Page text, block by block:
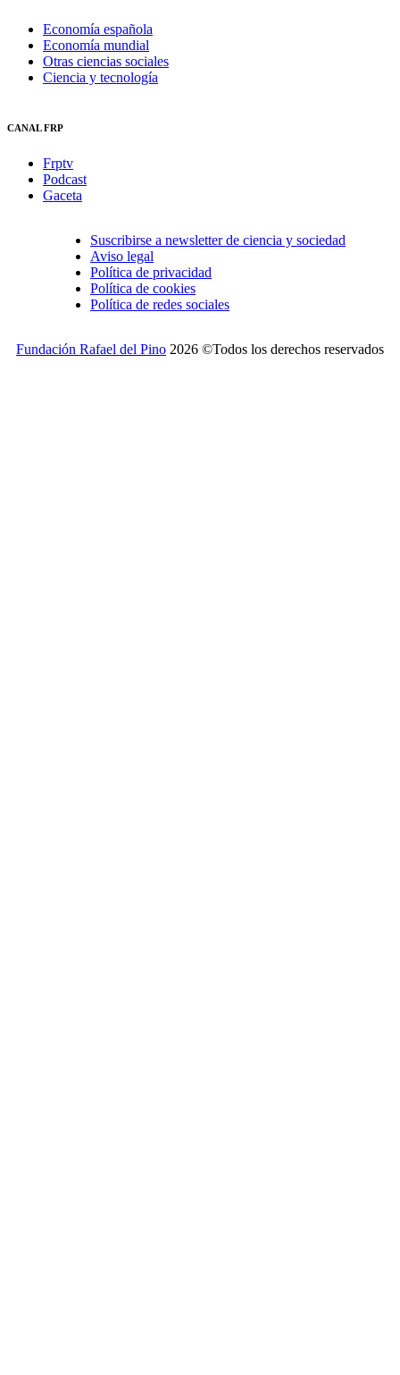
Economía española
Economía mundial
Otras ciencias sociales
Ciencia y tecnología
CANAL FRP
Frptv
Podcast
Gaceta
Suscribirse a newsletter de ciencia y sociedad
Aviso legal
Política de privacidad
Política de cookies
Política de redes sociales
Fundación Rafael del Pino 2026 ©Todos los derechos reservados